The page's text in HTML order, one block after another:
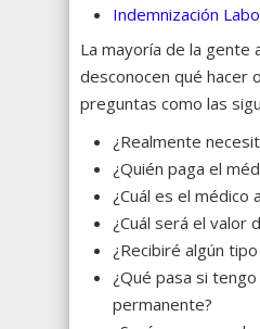
Indemnización
La mayoría de la gente
desconocen qué hacer
preguntas como las
¿Realmente
¿Quién paga el
¿Cuál es el médico
¿Cuál será el valor
¿Recibiré algún
¿Qué pasa si
permanente?